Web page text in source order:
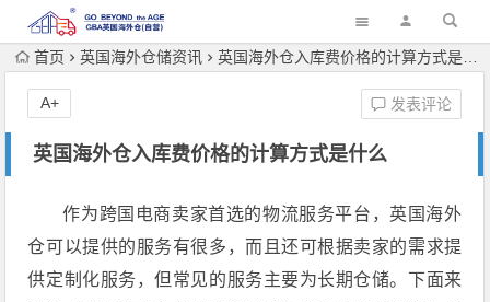
首页 英国海外仓储资讯 英国海外仓入库费价格的计算方式是什么
英国海外仓入库费价格的计算方式是什么
发表评论
A+
作为跨国电商卖家首选的物流服务平台，英国海外
仓可以提供的服务有很多，而且还可根据卖家的需求提
供定制化服务，但常见的服务主要为长期仓储。下面来